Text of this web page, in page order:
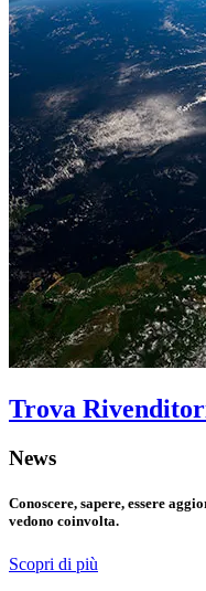
Trova
News
Conoscere, sapere, essere
vedono coinvolta.
Scopri di più